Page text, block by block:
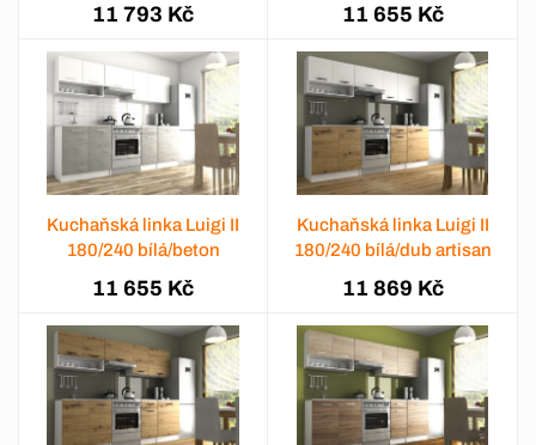
11 793 Kč 11 655 Kč
Kuchaňská linka Luigi II
180/240 bílá/beton
11 655 Kč
Kuchaňská linka Luigi II
180/240 bílá/dub artisan
11 869 Kč